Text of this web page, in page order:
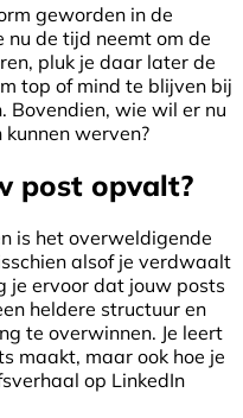
geworden in de
nu de tijd neemt om de
pluk je daar later de
top of mind te blijven bij
Bovendien, wie wil er nu
werven?
post opvalt?
is het overweldigende
alsof je verdwaalt
je ervoor dat jouw posts
heldere structuur en
te overwinnen. Je leert
maakt, maar ook hoe je
op LinkedIn